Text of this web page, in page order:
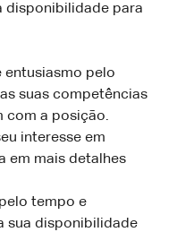
disponibilidade para
entusiasmo pelo
suas competências
com a posição.
interesse em
em mais detalhes
tempo e
sua disponibilidade